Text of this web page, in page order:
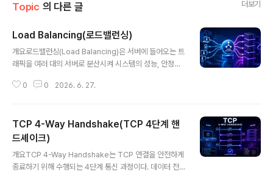
Topic 의 다른 글 더보기
Load Balancing(로드밸런싱)
개요로드밸런싱(Load Balancing)은 서버에 들어오는 트
래픽을 여러 대의 서버로 분산시켜 시스템의 성능, 안정성,
드 환경, 마이크로서비스 아키텍처에서 필수적인 요소로
버가 아닌 여러 서버로 나누어 처리하도록 하는 기술로, 특
정 서버에 부하가 집중되는 것을 방지하고 전체 시스템의
효율을 극대화한다. L4, L7 계층에서 동작하는 다양한 방
식이 존재한다.2. 특징항목설명비고트래픽 분산요청을 여
0 0 2026. 6. 27.
TCP 4-Way Handshake(TCP 4단계 핸
드셰이크)
개요TCP 4-Way Handshake는 TCP 연결을 안전하게
종료하기 위해 수행되는 4단계 통신 과정이다. 데이터 전